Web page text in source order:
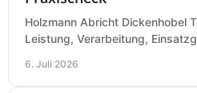
Holzmann Abricht Dickenhobel
Leistung, Verarbeitung,
6. Juli 2026